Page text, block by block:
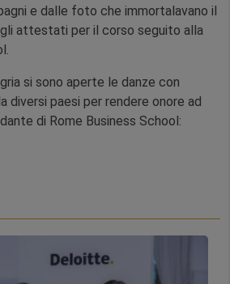
e dalle foto che immortalavano il
attestati per il corso seguito alla
si sono aperte le danze con
diversi paesi per rendere onore ad
di Rome Business School: